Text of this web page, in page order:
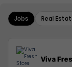
Jobs Real
Viva